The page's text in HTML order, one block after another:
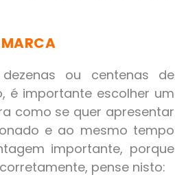
MARCA
ou centenas de
é importante escolher um
como se quer apresentar
e ao mesmo tempo
importante, porque
pense nisto: